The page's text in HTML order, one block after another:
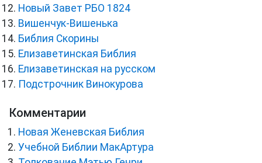
Новый Завет РБО 1824
Вишенчук-Вишенька
Библия Скорины
Елизаветинская Библия
Елизаветинская на русском
Подстрочник Винокурова
Комментарии
Новая Женевская Библия
Учебной Библии МакАртура